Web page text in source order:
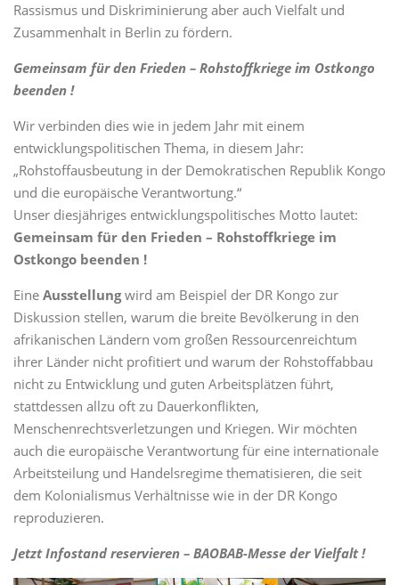
Rassismus und Diskriminierung aber auch Vielfalt und
Zusammenhalt in Berlin zu fördern.
Gemeinsam für den Frieden – Rohstoffkriege im Ostkongo
beenden !
Wir verbinden dies wie in jedem Jahr mit einem
entwicklungspolitischen Thema, in diesem Jahr:
„Rohstoffausbeutung in der Demokratischen Republik Kongo
und die europäische Verantwortung.“
Unser diesjähriges entwicklungspolitisches Motto lautet:
Gemeinsam für den Frieden – Rohstoffkriege im
Ostkongo beenden !
Eine Ausstellungwird am Beispiel der DR Kongo zur
Diskussion stellen, warum die breite Bevölkerung in den
afrikanischen Ländern vom großen Ressourcenreichtum
ihrer Länder nicht profitiert und warum der Rohstoffabbau
nicht zu Entwicklung und guten Arbeitsplätzen führt,
stattdessen allzu oft zu Dauerkonflikten,
Menschenrechtsverletzungen und Kriegen. Wir möchten
auch die europäische Verantwortung für eine internationale
Arbeitsteilung und Handelsregime thematisieren, die seit
dem Kolonialismus Verhältnisse wie in der DR Kongo
reproduzieren.
Jetzt Infostand reservieren – BAOBAB-Messe der Vielfalt !